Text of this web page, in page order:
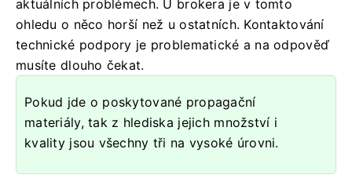
aktuálních problémech. U brokera je v tomto
ohledu o něco horší než u ostatních. Kontaktování
technické podpory je problematické a na odpověď
musíte dlouho čekat.
Pokud jde o poskytované propagační
materiály, tak z hlediska jejich množství i
kvality jsou všechny tři na vysoké úrovni.